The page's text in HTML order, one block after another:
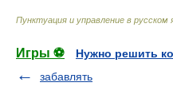
Пунктуация и управление в русском
Игры ⚽
Нужно решить
забавлять